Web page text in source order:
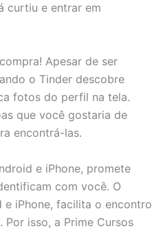
curtiu e entrar em
Apesar de ser
o Tinder descobre
fotos do perfil na tela.
que você gostaria de
encontrá-las.
e iPhone, promete
com você. O
iPhone, facilita o encontro
isso, a Prime Cursos